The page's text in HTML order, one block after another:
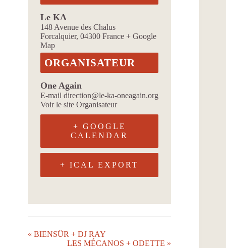
Le KA
148 Avenue des Chalus
Forcalquier, 04300 France + Google
Map
ORGANISATEUR
One Again
E-mail direction@le-ka-oneagain.org
Voir le site Organisateur
+ GOOGLE
CALENDAR
+ ICAL EXPORT
« BIENSÜR + DJ RAY
LES MÉCANOS + ODETTE »